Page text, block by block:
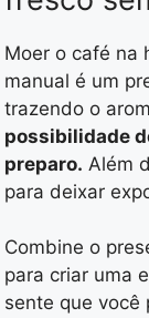
Moer o café na
manual é um
trazendo o
possibilidade
preparo. Além
para deixar
Combine o
para criar uma
sente que você